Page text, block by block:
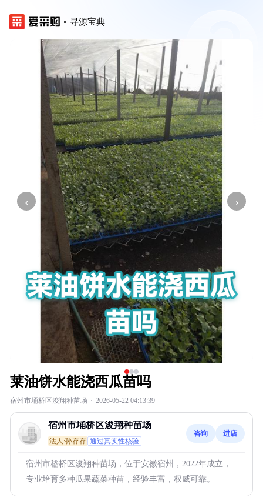
寻源宝典
‹ ›
莱油饼水能浇西瓜苗吗
宿州市埇桥区浚翔种苗场 · 2026-05-22 04:13:39
宿州市埇桥区浚翔种苗场
法人:孙存存 通过真实性核验
咨询 进店
宿州市嵇桥区浚翔种苗场，位于安徽宿州，2022年成立，
专业培育多种瓜果蔬菜种苗，经验丰富，权威可靠。